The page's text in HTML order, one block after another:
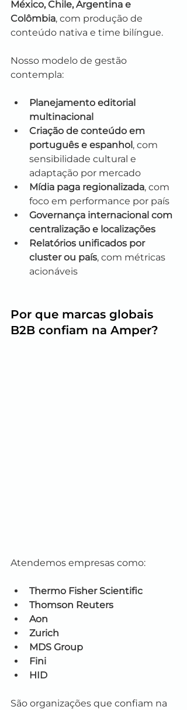
México, Chile, Argentina e
Colômbia, com produção de
conteúdo nativa e time bilíngue.
Nosso modelo de gestão
contempla:
Planejamento editorial
multinacional
Criação de conteúdo em
português e espanhol, com
sensibilidade cultural e
adaptação por mercado
Mídia paga regionalizada, com
foco em performance por país
Governança internacional com
centralização e localizações
Relatórios unificados por
cluster ou país, com métricas
acionáveis
Por que marcas globais
B2B confiam na Amper?
Atendemos empresas como:
Thermo Fisher Scientific
Thomson Reuters
Aon
Zurich
MDS Group
Fini
HID
São organizações que confiam na